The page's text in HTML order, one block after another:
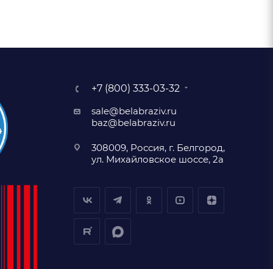
+7 (800) 333-03-32
sale@belabraziv.ru
baz@belabraziv.ru
308009, Россия, г. Белгород,
ул. Михайловское шоссе, 2а